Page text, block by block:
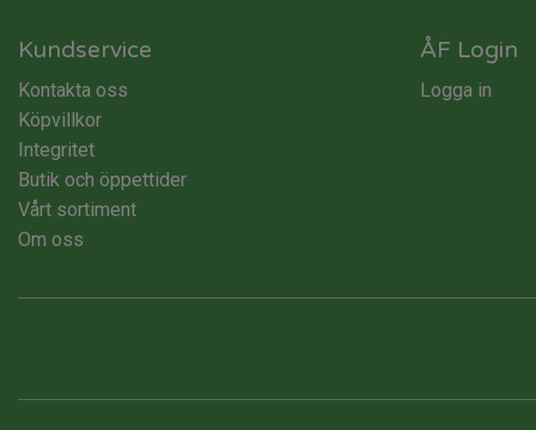
Kundservice
Kontakta oss
Köpvillkor
Integritet
Butik och öppettider
Vårt sortiment
Om oss
ÅF Login
Logga in